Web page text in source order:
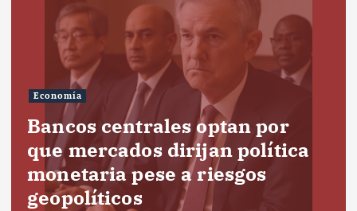
Economía
Bancos centrales optan por
que mercados dirijan política
monetaria pese a riesgos
geopolíticos